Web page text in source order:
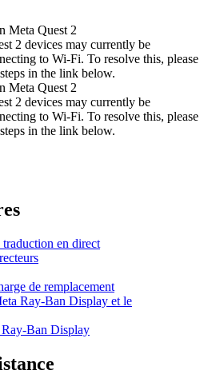
Meta Quest 2
2 devices may currently be
to Wi-Fi. To resolve this, please
in the link below.
Meta Quest 2
2 devices may currently be
to Wi-Fi. To resolve this, please
in the link below.
en direct
de remplacement
Ray-Ban Display et le
Ray-Ban Display